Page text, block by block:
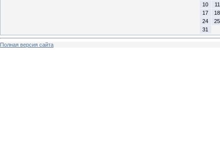
10
11
17
18
24
25
31
Полная версия сайта